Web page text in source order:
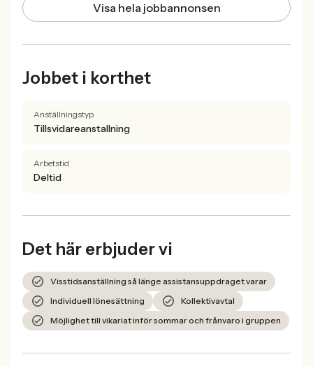
Visa hela jobbannonsen
Jobbet i korthet
Anställningstyp
Tillsvidareanstallning
Arbetstid
Deltid
Det här erbjuder vi
Visstidsanställning så länge assistansuppdraget varar
Individuell lönesättning
Kollektivavtal
Möjlighet till vikariat inför sommar och frånvaro i gruppen